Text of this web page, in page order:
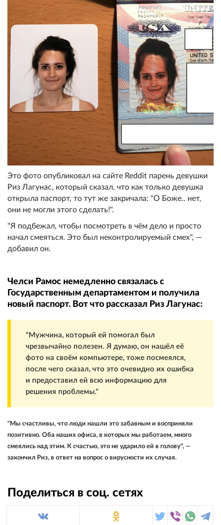
Это фото опубликовал на сайте Reddit парень девушки
Риз Лагунас, который сказал, что как только девушка
открыла паспорт, то тут же закричала: "О Боже.. нет,
они не могли этого сделать!".
"Я подбежал, чтобы посмотреть в чём дело и просто
начал смеяться. Это был неконтролируемый смех", —
добавил он.
Челси Рамос немедленно связалась с
Государственным департаментом и получила
новый паспорт. Вот что рассказал Риз Лагунас:
"Мужчина, который ей помогал был
чрезвычайно полезен. Я думаю, он нашёл её
фото на своём компьютере, тоже посмеялся,
после чего сказал, что это очевидно их ошибка
и предоставил ей всю информацию для
решения проблемы."
"Мы счастливы, что люди нашли это забавным и восприняли
позитивно. Оба наших офиса, в которых мы работаем, много
смеялись над этим. К счастью, это не ударило ей в голову", —
закончил Риз, в ответ на вопрос о вирусности их случая.
Поделиться в соц. сетях